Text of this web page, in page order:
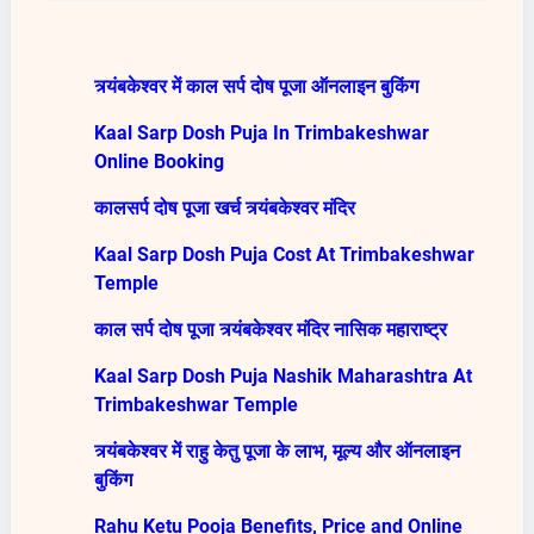
त्र्यंबकेश्वर में काल सर्प दोष पूजा ऑनलाइन बुकिंग
Kaal Sarp Dosh Puja In Trimbakeshwar
Online Booking
कालसर्प दोष पूजा खर्च त्र्यंबकेश्वर मंदिर
Kaal Sarp Dosh Puja Cost At Trimbakeshwar
Temple
काल सर्प दोष पूजा त्र्यंबकेश्वर मंदिर नासिक महाराष्ट्र
Kaal Sarp Dosh Puja Nashik Maharashtra At
Trimbakeshwar Temple
त्र्यंबकेश्वर में राहु केतु पूजा के लाभ, मूल्य और ऑनलाइन
बुकिंग
Rahu Ketu Pooja Benefits, Price and Online